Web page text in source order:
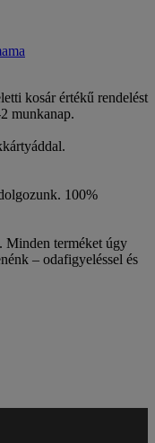
kosár értékű rendelést
munkanap.
100%
Minden terméket úgy
– odafigyeléssel és